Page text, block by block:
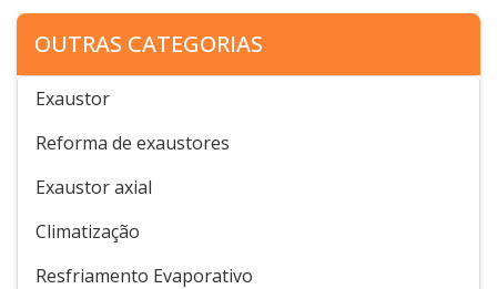
OUTRAS CATEGORIAS
Exaustor
Reforma de exaustores
Exaustor axial
Climatização
Resfriamento Evaporativo